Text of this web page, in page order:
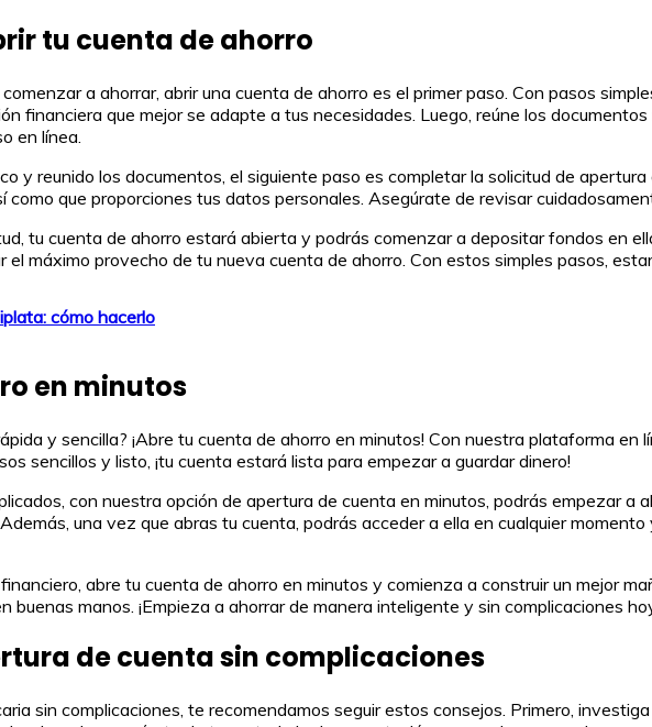
tu cuenta de ahorro
a ahorrar, abrir una cuenta de ahorro es el primer paso. Con pasos
financiera que mejor se adapte a tus necesidades. Luego, reúne los
en línea.
y reunido los documentos, el siguiente paso es completar la solicitud de
como que proporciones tus datos personales. Asegúrate de revisar
tu cuenta de ahorro estará abierta y podrás comenzar a depositar fondos en
máximo provecho de tu nueva cuenta de ahorro. Con estos simples pasos,
cómo hacerlo
en minutos
y sencilla? ¡Abre tu cuenta de ahorro en minutos! Con nuestra plataforma en
sencillos y listo, ¡tu cuenta estará lista para empezar a guardar dinero!
con nuestra opción de apertura de cuenta en minutos, podrás empezar a
una vez que abras tu cuenta, podrás acceder a ella en cualquier
abre tu cuenta de ahorro en minutos y comienza a construir un mejor
buenas manos. ¡Empieza a ahorrar de manera inteligente y sin complicaciones
de cuenta sin complicaciones
sin complicaciones, te recomendamos seguir estos consejos. Primero,